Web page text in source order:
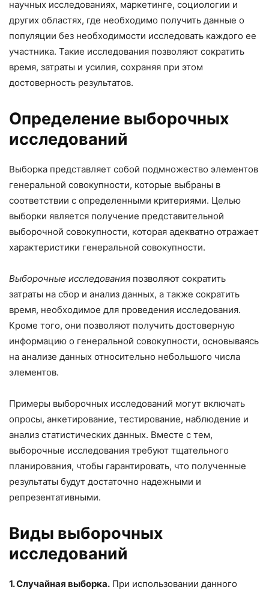
научных исследованиях, маркетинге, социологии и
других областях, где необходимо получить данные о
популяции без необходимости исследовать каждого ее
участника. Такие исследования позволяют сократить
время, затраты и усилия, сохраняя при этом
достоверность результатов.
Определение выборочных
исследований
Выборка представляет собой подмножество элементов
генеральной совокупности, которые выбраны в
соответствии с определенными критериями. Целью
выборки является получение представительной
выборочной совокупности, которая адекватно отражает
характеристики генеральной совокупности.
Выборочные исследования позволяют сократить
затраты на сбор и анализ данных, а также сократить
время, необходимое для проведения исследования.
Кроме того, они позволяют получить достоверную
информацию о генеральной совокупности, основываясь
на анализе данных относительно небольшого числа
элементов.
Примеры выборочных исследований могут включать
опросы, анкетирование, тестирование, наблюдение и
анализ статистических данных. Вместе с тем,
выборочные исследования требуют тщательного
планирования, чтобы гарантировать, что полученные
результаты будут достаточно надежными и
репрезентативными.
Виды выборочных
исследований
1. Случайная выборка. При использовании данного